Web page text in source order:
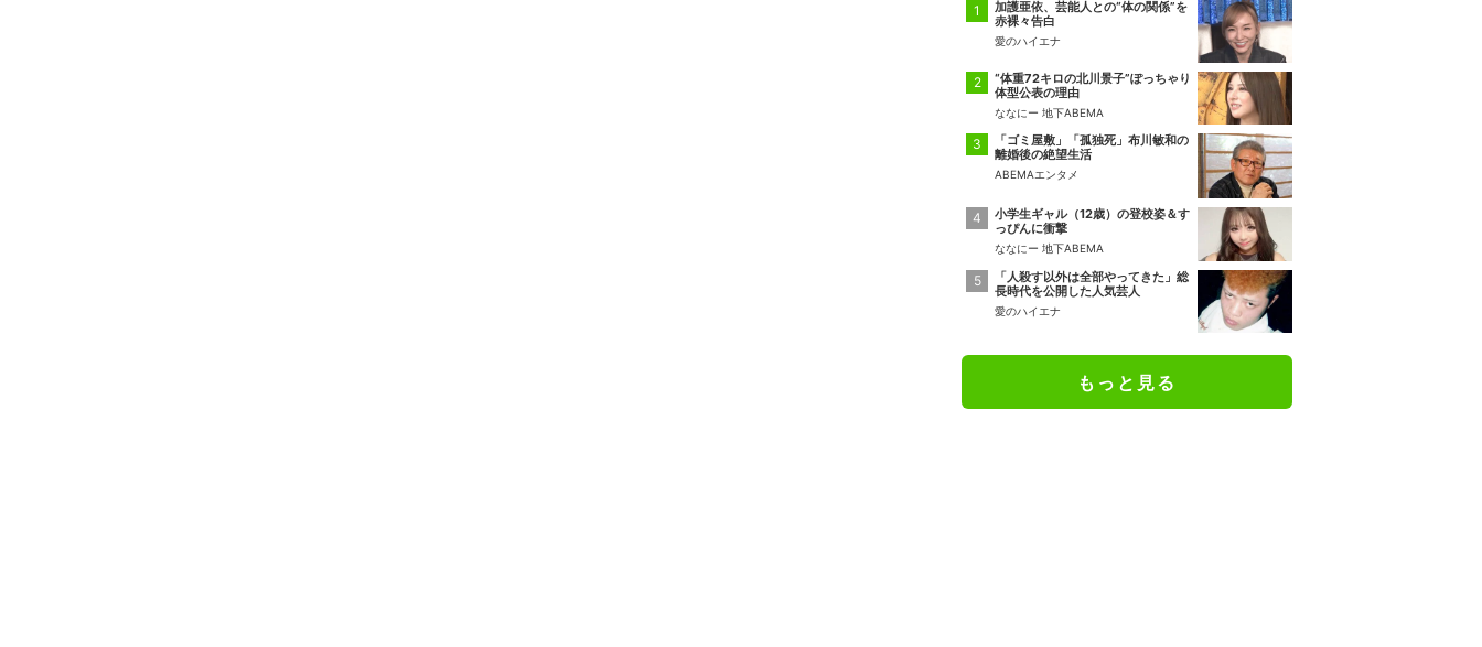
加護亜依、芸能人との“体の関係”を
赤裸々告白
愛のハイエナ
“体重72キロの北川景子”ぽっちゃり
体型公表の理由
ななにー 地下ABEMA
「ゴミ屋敷」「孤独死」布川敏和の
離婚後の絶望生活
ABEMAエンタメ
小学生ギャル（12歳）の登校姿＆す
っぴんに衝撃
ななにー 地下ABEMA
「人殺す以外は全部やってきた」総
長時代を公開した人気芸人
愛のハイエナ
もっと見る